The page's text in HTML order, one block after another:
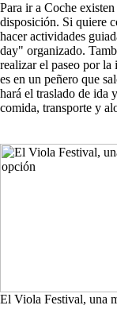
Para ir a Coche
disposición. Si quiere
hacer actividades
day" organizado.
realizar el paseo por la
es en un peñero que
hará el traslado de ida
comida, transporte y
El Viola Festival, una